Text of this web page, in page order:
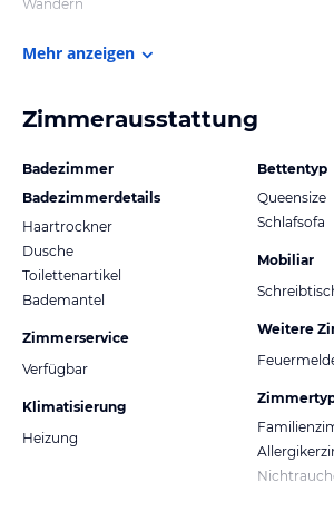
Wandern
Mehr anzeigen
Zimmerausstattung
Badezimmer
Badezimmerdetails
Haartrockner
Dusche
Toilettenartikel
Bademantel
Zimmerservice
Verfügbar
Klimatisierung
Heizung
Bettentyp
Queensize
Schlafsofa
Mobiliar
Weitere